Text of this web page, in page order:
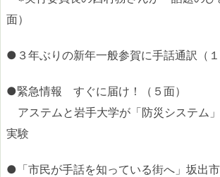
面）
●３年ぶりの新年一般参賀に手話通訳（１
●緊急情報 すぐに届け！（５面）
アステムと岩手大学が「防災システム
実験
●「市民が手話を知っている街へ」坂出市